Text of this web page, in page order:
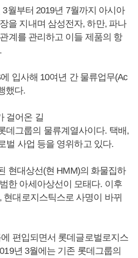
월부터 2019년 7월까지 아시아
을 지내며 삼성전자, 하만, 파나
계를 관리하고 이들 제품의 항
입사해 10여년 간 물류업무(Ac
했다.
걸어온 길
데그룹의 물류계열사이다. 택배,
벌 사업 등을 영위하고 있다.
현대상선(현 HMM)의 화물집하
한 아세아상선이 모태다. 이후
현대로지스틱스로 사명이 바뀌
편입되면서 롯데글로벌로지스
년 3월에는 기존 롯데그룹의